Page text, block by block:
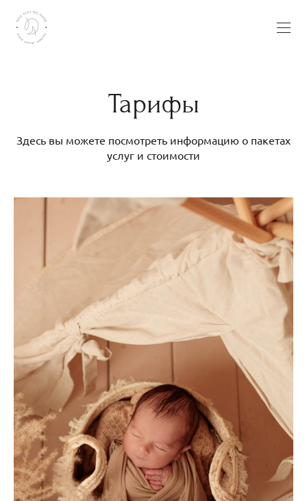
Тарифы
Здесь вы можете посмотреть информацию о пакетах
услуг и стоимости